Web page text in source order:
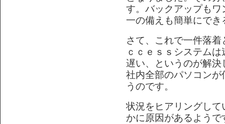
す。バックアップも
一の備えも簡単にで
さて、これで一件落
ｃｃｅｓｓシステム
遅い、というのが解
社内全部のパソコン
うのです。
状況をヒアリングし
かに原因があるようで